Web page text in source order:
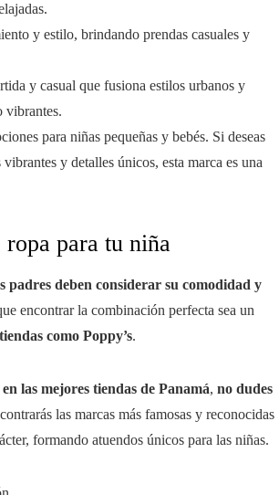
y estilo, brindando prendas casuales y
y casual que fusiona estilos urbanos y
vibrantes.
para niñas pequeñas y bebés. Si deseas
y detalles únicos, esta marca es una
ropa para tu niña
padres deben considerar su comodidad y
encontrar la combinación perfecta sea un
como Poppy’s.
las mejores tiendas de Panamá, no dudes
las marcas más famosas y reconocidas
formando atuendos únicos para las niñas.